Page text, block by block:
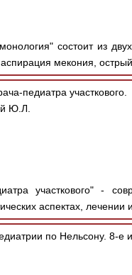
состоит из
мекония,
педиатра участкового.
Ю.Л.
участкового" -
аспектах, лечении
по Нельсону. 8-е